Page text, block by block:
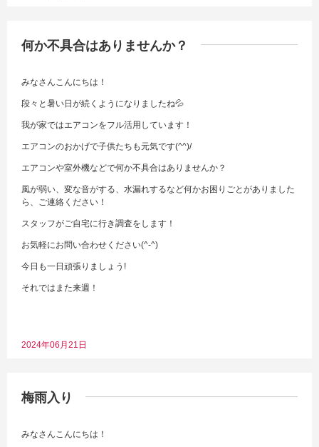
何か不具合はありませんか？
みなさんこんにちは！
段々と暑い日が続くようになりましたね💦
我が家ではエアコンをフル活用しています！
エアコンのおかげで子供たちも元気です(^^)/
エアコンや室外機などで何か不具合はありませんか？
風が弱い、変な音がする、水漏れするなど何かお困りごとがありました
ら、ご連絡ください！
スタッフがご自宅に行き調査をします！
お気軽にお問い合わせください(^-^)
今日も一日頑張りましょう!
それではまた来週！
2024年06月21日
梅雨入り
みなさんこんにちは！